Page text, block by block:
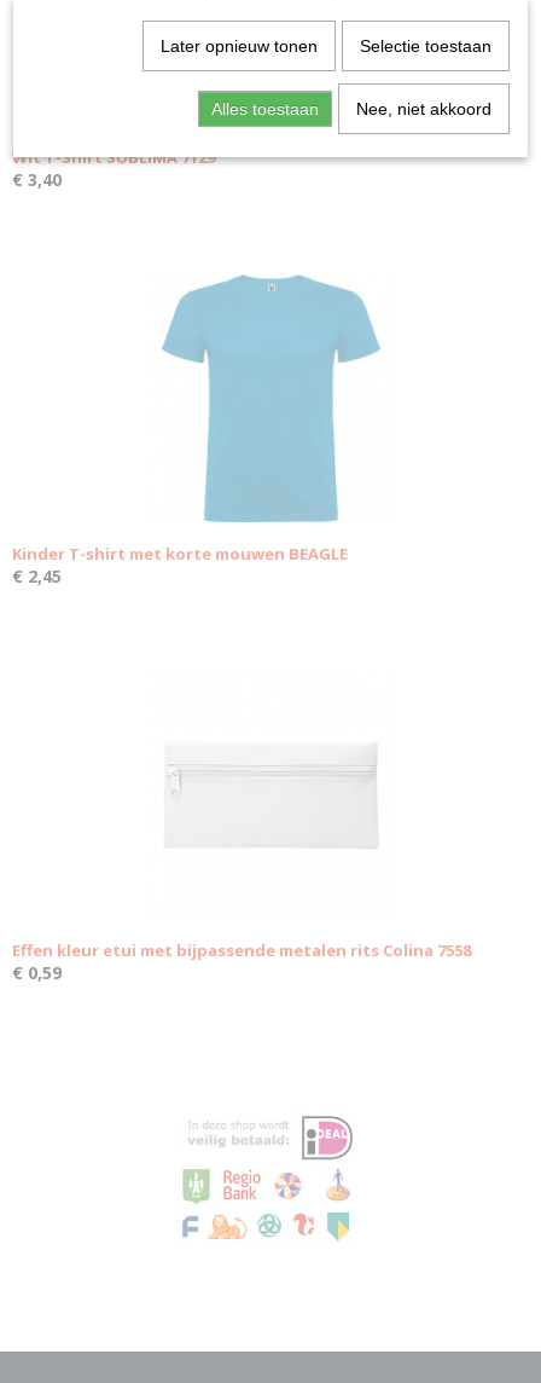
Wit T-Shirt SUBLIMA 7129
€ 3,40
Kinder T-shirt met korte mouwen BEAGLE
€ 2,45
Effen kleur etui met bijpassende metalen rits Colina 7558
€ 0,59
Later opnieuw tonen Selectie toestaan
Alles toestaan Nee, niet akkoord